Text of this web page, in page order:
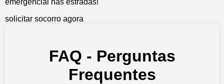
emergencial nas estradas!
solicitar socorro agora
FAQ - Perguntas
Frequentes